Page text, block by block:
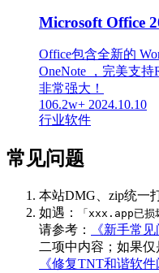
Microsoft Office
Office包含全新的
OneNote ，完美支持
非常强大！
106.2w+ 2024.10.10
行业软件
常见问题
本站DMG、zip统一
如遇： 「xxx.app已损
请参考：
《新手常见
二项中内容；如果
《修复TNT和谐软件